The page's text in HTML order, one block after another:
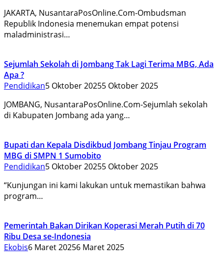
JAKARTA, NusantaraPosOnline.Com-Ombudsman
Republik Indonesia menemukan empat potensi
maladministrasi…
Sejumlah Sekolah di Jombang Tak Lagi Terima MBG, Ada
Apa ?
Pendidikan5 Oktober 20255 Oktober 2025
JOMBANG, NusantaraPosOnline.Com-Sejumlah sekolah
di Kabupaten Jombang ada yang…
Bupati dan Kepala Disdikbud Jombang Tinjau Program
MBG di SMPN 1 Sumobito
Pendidikan5 Oktober 20255 Oktober 2025
“Kunjungan ini kami lakukan untuk memastikan bahwa
program…
Pemerintah Bakan Dirikan Koperasi Merah Putih di 70
Ribu Desa se-Indonesia
Ekobis6 Maret 20256 Maret 2025